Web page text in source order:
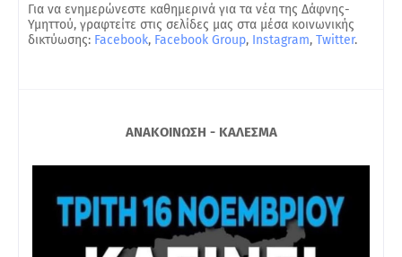
Για να ενημερώνεστε καθημερινά για τα νέα της Δάφνης-
Υμηττού, γραφτείτε στις σελίδες μας στα μέσα κοινωνικής
δικτύωσης: Facebook, Facebook Group, Instagram, Twitter.
ΑΝΑΚΟΙΝΩΣΗ - ΚΑΛΕΣΜΑ